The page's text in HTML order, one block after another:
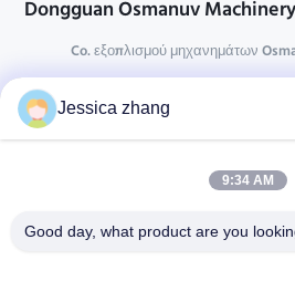
Dongguan Osmanuv
Co. εξοπλισμού μηχανημάτων
28 δεύτερος ο βιομηχανικός, wei
DongGuan, Guangdong, Κίνα
Jessica zhang
9:34 AM
Good day, what product are you